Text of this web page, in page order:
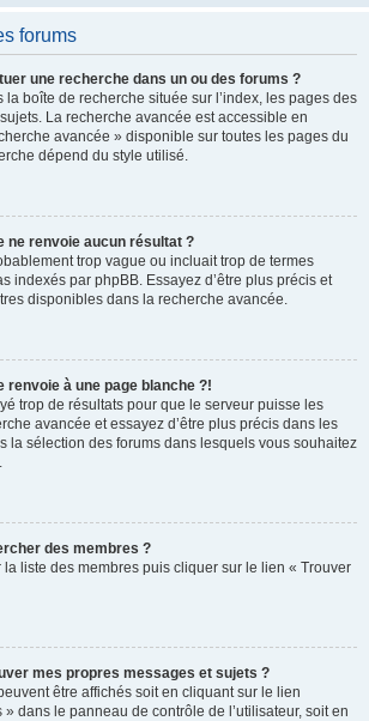
forums
une recherche dans un ou des forums ?
la boîte de recherche située sur l’index, les pages des
La recherche avancée est accessible en
avancée » disponible sur toutes les pages du
dépend du style utilisé.
ne renvoie aucun résultat ?
trop vague ou incluait trop de termes
indexés par phpBB. Essayez d’être plus précis et
disponibles dans la recherche avancée.
renvoie à une page blanche ?!
trop de résultats pour que le serveur puisse les
avancée et essayez d’être plus précis dans les
la sélection des forums dans lesquels vous souhaitez
des membres ?
liste des membres puis cliquer sur le lien « Trouver
mes propres messages et sujets ?
être affichés soit en cliquant sur le lien
dans le panneau de contrôle de l’utilisateur, soit en